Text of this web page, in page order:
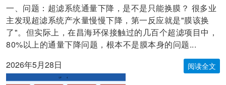
一、问题：超滤系统通量下降，是不是只能换膜？ 很多业
主发现超滤系统产水量慢慢下降，第一反应就是"膜该换
了"。但实际上，在昌海环保接触过的几百个超滤项目中，
80%以上的通量下降问题，根本不是膜本身的问题...
2026年5月28日
阅读全文